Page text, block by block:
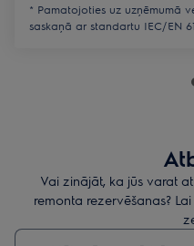
* Pamatojoties uz uzņēmumā
saskaņā ar standartu IEC/EN
Vai zinājāt, ka jūs varat
remonta rezervēšanas?
Rakstiet, lai meklētu rakstus par